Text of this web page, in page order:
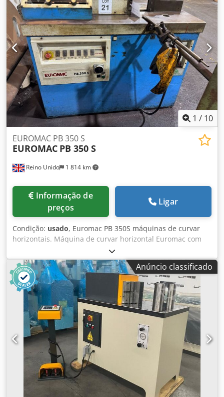
Máquina de demonstração Dcsdpfedy Igzsx Amfsk
1 / 10
Reino Unido 1 814 km
EUROMAC PB 350 S
EUROMAC PB 350 S
preços
Ligar
Condição: usado, Euromac PB 350S máquinas de curvar
horizontais. Máquina de curvar horizontal Euromac com
equipamentos relacionados. Dcodpfszh Rf Dox Amfsk
Anúncio classificado